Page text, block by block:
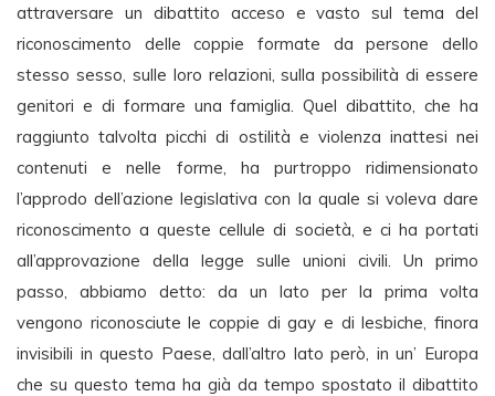
attraversare un dibattito acceso e vasto sul tema del
riconoscimento delle coppie formate da persone dello
stesso sesso, sulle loro relazioni, sulla possibilità di essere
genitori e di formare una famiglia. Quel dibattito, che ha
raggiunto talvolta picchi di ostilità e violenza inattesi nei
contenuti e nelle forme, ha purtroppo ridimensionato
l’approdo dell’azione legislativa con la quale si voleva dare
riconoscimento a queste cellule di società, e ci ha portati
all’approvazione della legge sulle unioni civili. Un primo
passo, abbiamo detto: da un lato per la prima volta
vengono riconosciute le coppie di gay e di lesbiche, finora
invisibili in questo Paese, dall’altro lato però, in un’ Europa
che su questo tema ha già da tempo spostato il dibattito